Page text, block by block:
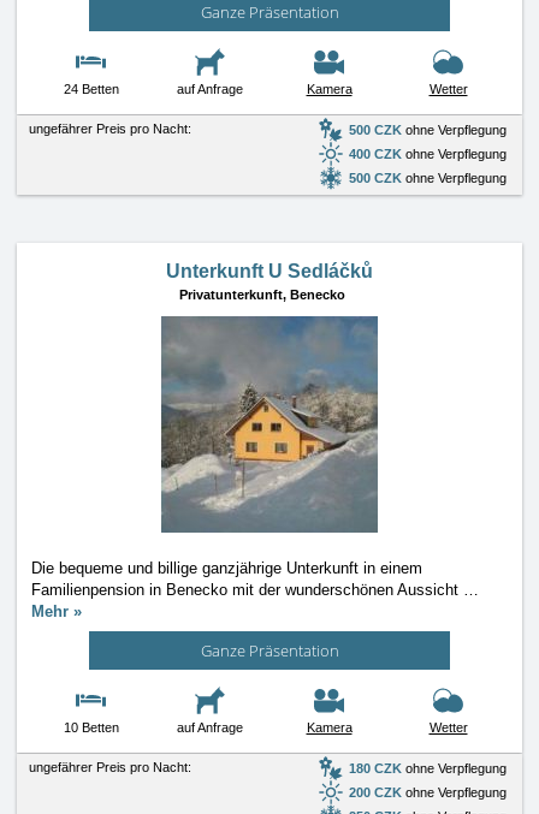
Ganze Präsentation
24 Betten auf Anfrage Kamera Wetter
ungefährer Preis pro Nacht: 500 CZK ohne Verpflegung
400 CZK ohne Verpflegung
500 CZK ohne Verpflegung
Unterkunft U Sedláčků
Privatunterkunft, Benecko
Die bequeme und billige ganzjährige Unterkunft in einem
Familienpension in Benecko mit der wunderschönen Aussicht …
Mehr »
Ganze Präsentation
10 Betten auf Anfrage Kamera Wetter
ungefährer Preis pro Nacht: 180 CZK ohne Verpflegung
200 CZK ohne Verpflegung